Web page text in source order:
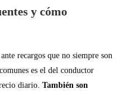
y cómo
recargos que no siempre son
es el del conductor
diario.También son